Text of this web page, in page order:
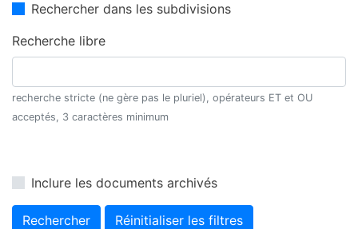
Rechercher dans les subdivisions
Recherche libre
recherche stricte (ne gère pas le pluriel), opérateurs ET et OU
acceptés, 3 caractères minimum
Inclure les documents archivés
Rechercher Réinitialiser les filtres